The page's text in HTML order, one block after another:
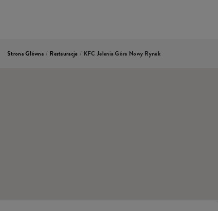
Strona Główna / Restauracje / KFC Jelenia Góra Nowy Rynek